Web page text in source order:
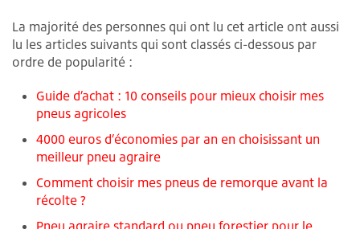
La majorité des personnes qui ont lu cet article ont aussi
lu les articles suivants qui sont classés ci-dessous par
ordre de popularité :
Guide d’achat : 10 conseils pour mieux choisir mes
pneus agricoles
4000 euros d’économies par an en choisissant un
meilleur pneu agraire
Comment choisir mes pneus de remorque avant la
récolte ?
Pneu agraire standard ou pneu forestier pour le